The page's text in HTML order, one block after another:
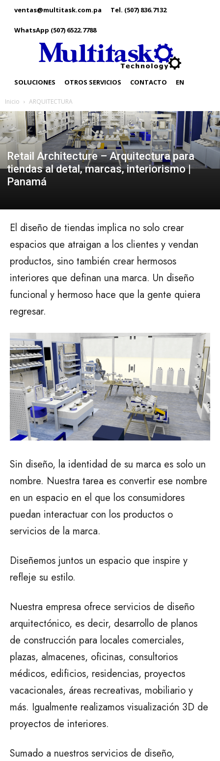
ventas@multitask.com.pa Tel. (507) 836.7132
WhatsApp (507) 6522.7788
SOLUCIONES OTROS SERVICIOS CONTACTO EN
Inicio ARQUITECTURA
Retail Architecture – Arquitectura para
tiendas al detal, marcas, interiorismo |
Panamá
El diseño de tiendas implica no solo crear
espacios que atraigan a los clientes y vendan
productos, sino también crear hermosos
interiores que definan una marca. Un diseño
funcional y hermoso hace que la gente quiera
regresar.
Sin diseño, la identidad de su marca es solo un
nombre. Nuestra tarea es convertir ese nombre
en un espacio en el que los consumidores
puedan interactuar con los productos o
servicios de la marca.
Diseñemos juntos un espacio que inspire y
refleje su estilo.
Nuestra empresa ofrece servicios de diseño
arquitectónico, es decir, desarrollo de planos
de construcción para locales comerciales,
plazas, almacenes, oficinas, consultorios
médicos, edificios, residencias, proyectos
vacacionales, áreas recreativas, mobiliario y
más. Igualmente realizamos visualización 3D de
proyectos de interiores.
Sumado a nuestros servicios de diseño,